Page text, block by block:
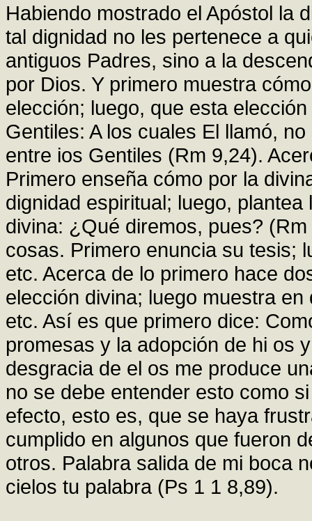
Habiendo mostrado el Apóstol la
tal dignidad no les pertenece a
antiguos Padres, sino a la
por Dios. Y primero muestra
elección; luego, que esta
Gentiles: A los cuales El llamó,
entre ios Gentiles (Rm 9,24).
Primero enseña cómo por la
dignidad espiritual; luego,
divina: ¿Qué diremos, pues?
cosas. Primero enuncia su tesis;
etc. Acerca de lo primero hace
elección divina; luego muestra
etc. Así es que primero dice:
promesas y la adopción de hi os
desgracia de el os me produce
no se debe entender esto como
efecto, esto es, que se haya
cumplido en algunos que fueron
otros. Palabra salida de mi boca
cielos tu palabra (Ps 1 1 8,89).